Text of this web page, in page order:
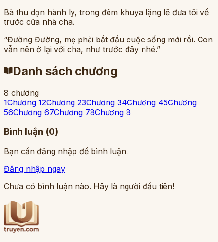
Bà thu dọn hành lý, trong đêm khuya lặng lẽ đưa tôi về
trước cửa nhà cha.
“Đường Đường, mẹ phải bắt đầu cuộc sống mới rồi. Con
vẫn nên ở lại với cha, như trước đây nhé.”
Danh sách chương
8 chương
1Chương 12Chương 23Chương 34Chương 45Chương
56Chương 67Chương 78Chương 8
Bình luận (0)
Bạn cần đăng nhập để bình luận.
Đăng nhập ngay
Chưa có bình luận nào. Hãy là người đầu tiên!